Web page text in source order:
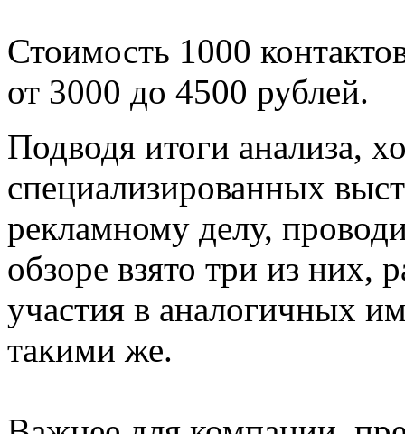
Стоимость 1000
от 3000 до 4500 рублей.
Подводя итоги анализа,
специализированных
рекламному делу,
обзоре взято три из
участия в аналогичных
такими же.